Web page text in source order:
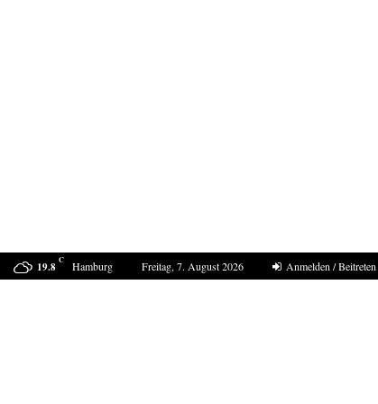
19.8 C Hamburg Freitag, 7. August 2026 Anmelden / Beitreten
ProDogRomania e.V. weist die moralische Schuld dem…